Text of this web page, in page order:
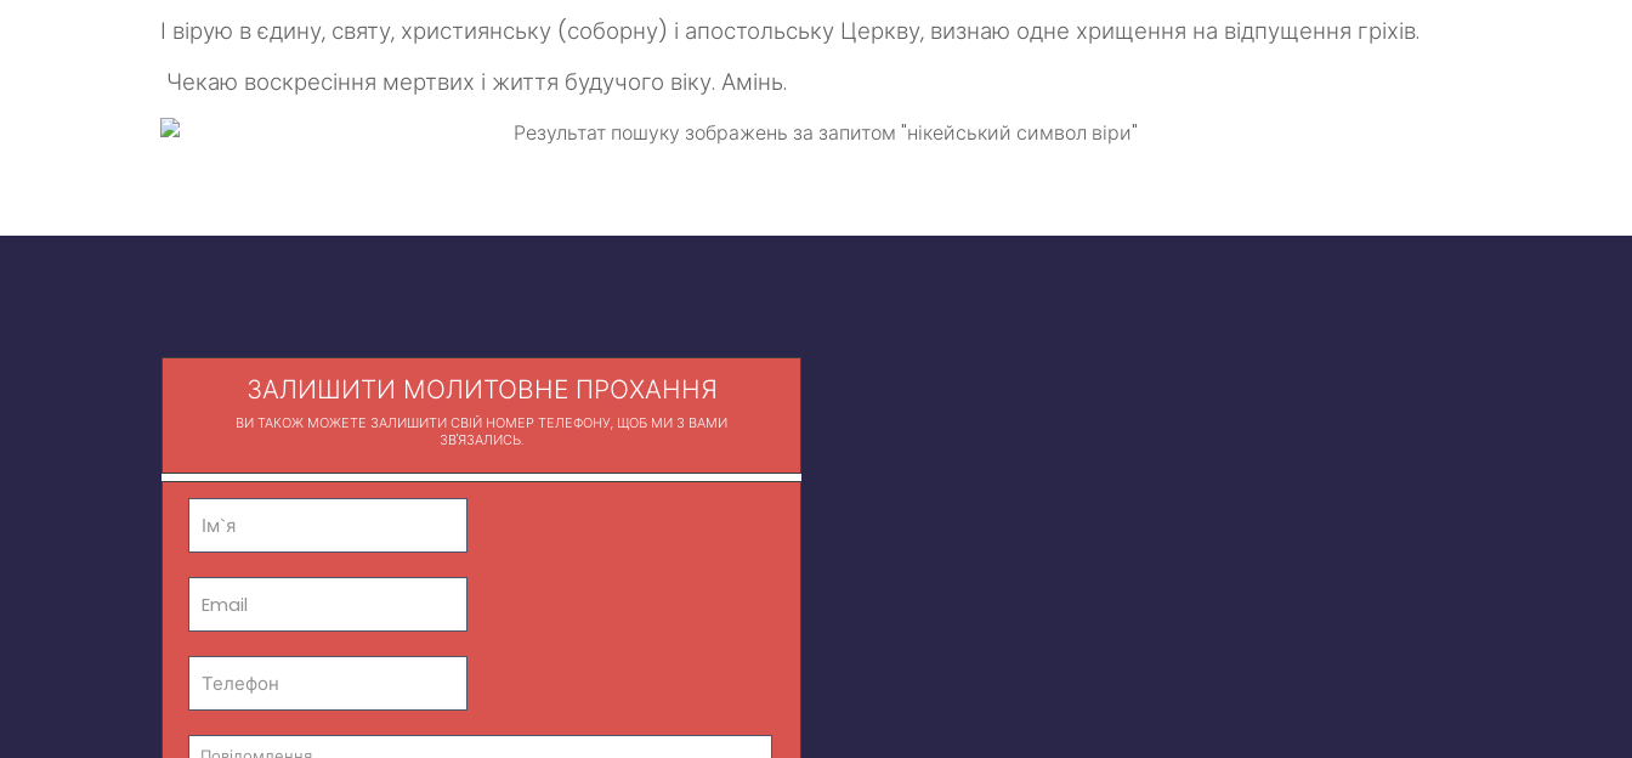
І вірую в єдину, святу, християнську (соборну) і апостольську Церкву, визнаю одне хрищення на відпущення гріхів.
Чекаю воскресіння мертвих і життя будучого віку. Амінь.
ЗАЛИШИТИ МОЛИТОВНЕ ПРОХАННЯ
ВИ ТАКОЖ МОЖЕТЕ ЗАЛИШИТИ СВІЙ НОМЕР ТЕЛЕФОНУ, ЩОБ МИ З ВАМИ
ЗВ'ЯЗАЛИСЬ.